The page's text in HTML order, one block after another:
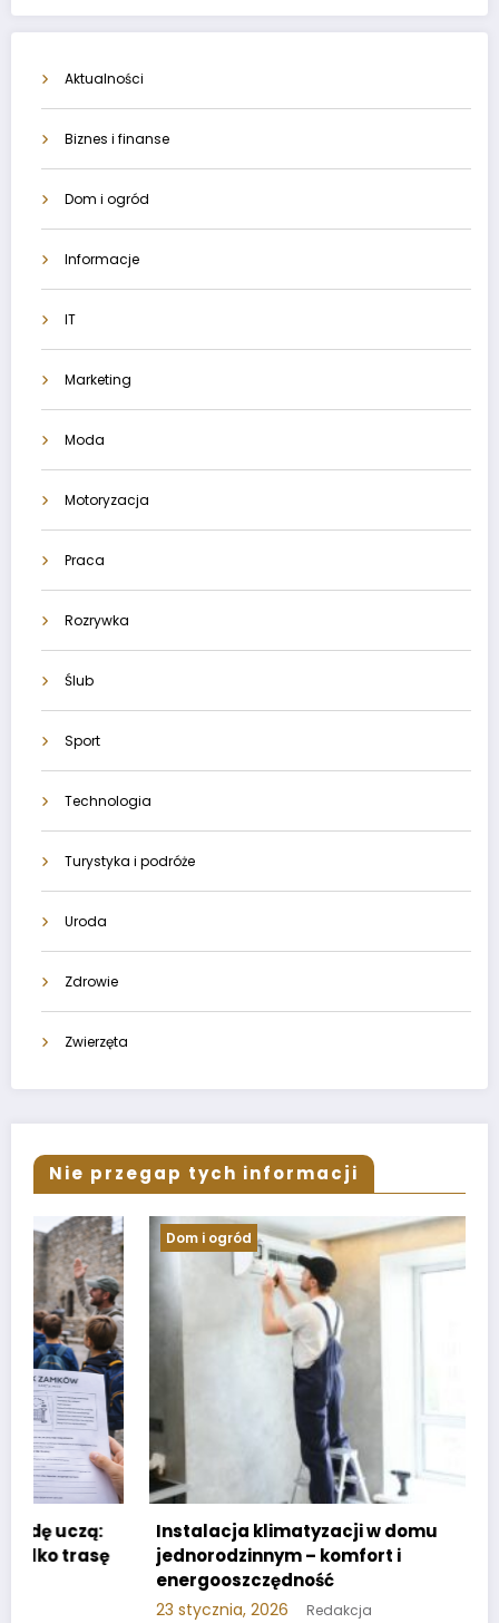
Aktualności
Biznes i finanse
Dom i ogród
Informacje
IT
Marketing
Moda
Motoryzacja
Praca
Rozrywka
Ślub
Sport
Technologia
Turystyka i podróże
Uroda
Zdrowie
Zwierzęta
Nie przegap tych informacji
Dom i ogród
Instalacja klimatyzacji w domu
jednorodzinnym – komfort i
energooszczędność
23 stycznia, 2026 Redakcja